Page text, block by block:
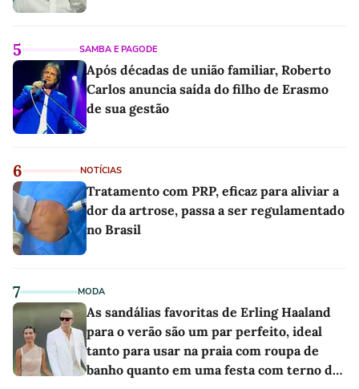
5 SAMBA E PAGODE
Após décadas de união familiar, Roberto
Carlos anuncia saída do filho de Erasmo
de sua gestão
6 NOTÍCIAS
Tratamento com PRP, eficaz para aliviar a
dor da artrose, passa a ser regulamentado
no Brasil
7 MODA
As sandálias favoritas de Erling Haaland
para o verão são um par perfeito, ideal
tanto para usar na praia com roupa de
banho quanto em uma festa com terno de